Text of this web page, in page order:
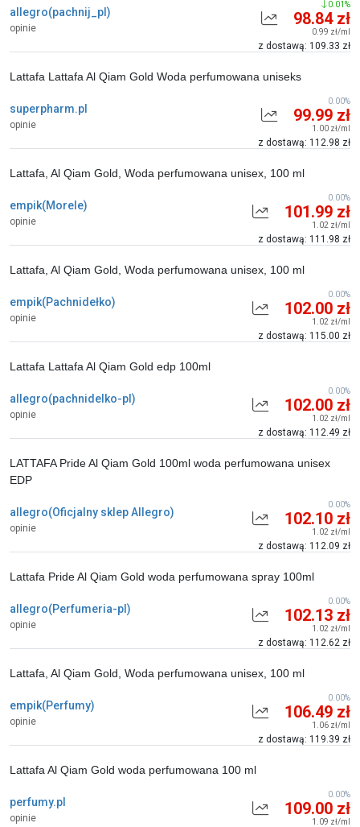
allegro(pachnij_pl)
opinie 98.84 zł
0.99 zł/ml
z dostawą: 109.33 zł
0.01%
superpharm.pl
opinie
Lattafa Lattafa Al Qiam Gold Woda perfumowana uniseks
99.99 zł
1.00 zł/ml
z dostawą: 112.98 zł
0.00%
empik(Morele)
opinie
Lattafa, Al Qiam Gold, Woda perfumowana unisex, 100 ml
101.99 zł
1.02 zł/ml
z dostawą: 111.98 zł
0.00%
empik(Pachnidełko)
opinie
Lattafa, Al Qiam Gold, Woda perfumowana unisex, 100 ml
102.00 zł
1.02 zł/ml
z dostawą: 115.00 zł
0.00%
allegro(pachnidelko-pl)
opinie
Lattafa Lattafa Al Qiam Gold edp 100ml
102.00 zł
1.02 zł/ml
z dostawą: 112.49 zł
0.00%
allegro(Oficjalny sklep Allegro)
opinie
LATTAFA Pride Al Qiam Gold 100ml woda perfumowana unisex
EDP
102.10 zł
1.02 zł/ml
z dostawą: 112.09 zł
0.00%
allegro(Perfumeria-pl)
opinie
Lattafa Pride Al Qiam Gold woda perfumowana spray 100ml
102.13 zł
1.02 zł/ml
z dostawą: 112.62 zł
0.00%
empik(Perfumy)
opinie
Lattafa, Al Qiam Gold, Woda perfumowana unisex, 100 ml
106.49 zł
1.06 zł/ml
z dostawą: 119.39 zł
0.00%
perfumy.pl
opinie
Lattafa Al Qiam Gold woda perfumowana 100 ml
109.00 zł
1.09 zł/ml
0.00%